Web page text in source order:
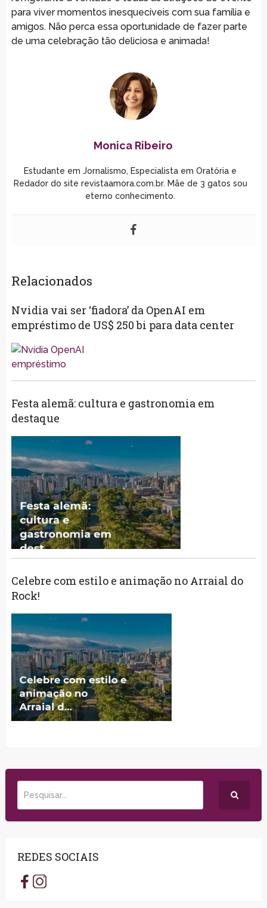
para viver momentos inesquecíveis com sua família e
amigos. Não perca essa oportunidade de fazer parte
de uma celebração tão deliciosa e animada!
Monica Ribeiro
Estudante em Jornalismo, Especialista em Oratória e
Redador do site revistaamora.com.br. Mãe de 3 gatos sou
eterno conhecimento.
Relacionados
Nvidia vai ser ‘fiadora’ da OpenAI em
empréstimo de US$ 250 bi para data center
Festa alemã: cultura e gastronomia em
destaque
Celebre com estilo e animação no Arraial do
Rock!
REDES SOCIAIS